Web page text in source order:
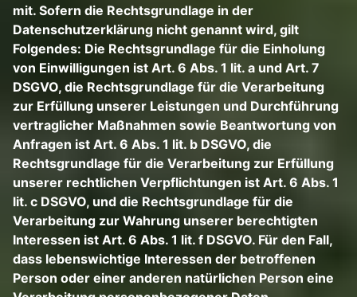
mit. Sofern die Rechtsgrundlage in der
Datenschutzerklärung nicht genannt wird, gilt
Folgendes: Die Rechtsgrundlage für die Einholung
von Einwilligungen ist Art. 6 Abs. 1 lit. a und Art. 7
DSGVO, die Rechtsgrundlage für die Verarbeitung
zur Erfüllung unserer Leistungen und Durchführung
vertraglicher Maßnahmen sowie Beantwortung von
Anfragen ist Art. 6 Abs. 1 lit. b DSGVO, die
Rechtsgrundlage für die Verarbeitung zur Erfüllung
unserer rechtlichen Verpflichtungen ist Art. 6 Abs. 1
lit. c DSGVO, und die Rechtsgrundlage für die
Verarbeitung zur Wahrung unserer berechtigten
Interessen ist Art. 6 Abs. 1 lit. f DSGVO. Für den Fall,
dass lebenswichtige Interessen der betroffenen
Person oder einer anderen natürlichen Person eine